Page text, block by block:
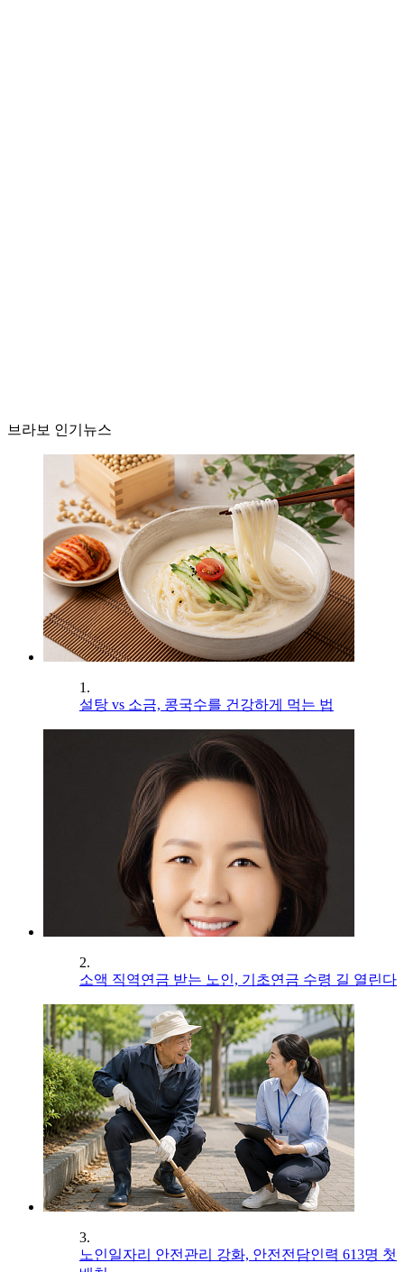
브라보 인기뉴스
1.
설탕 vs 소금, 콩국수를 건강하게 먹는 법
2.
소액 직역연금 받는 노인, 기초연금 수령 길 열린다
3.
노인일자리 안전관리 강화, 안전전담인력 613명 첫